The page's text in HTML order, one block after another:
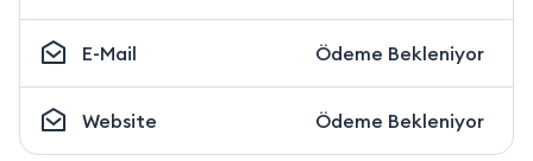
E-Mail Ödeme Bekleniyor
Website Ödeme Bekleniyor